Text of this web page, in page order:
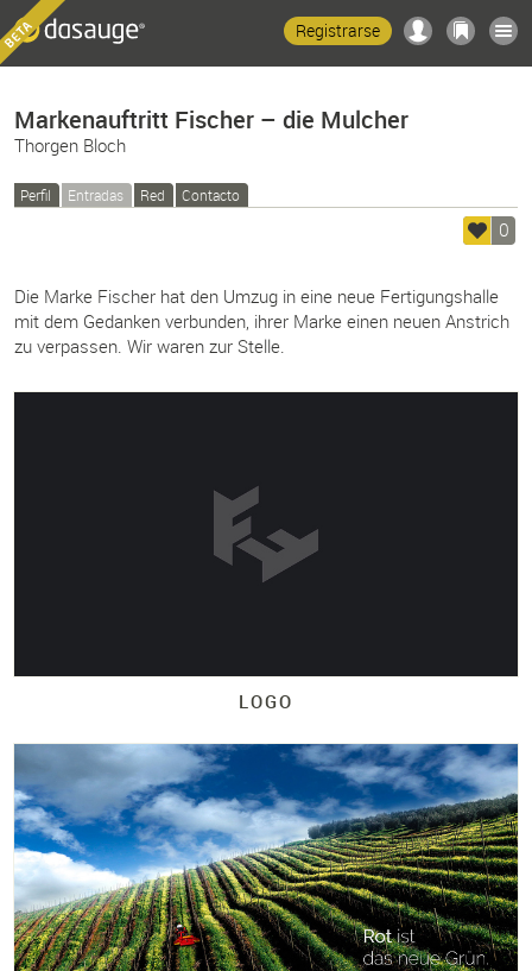
Registrarse
Markenauftritt Fischer – die Mulcher
Thorgen Bloch
Perfil Entradas Red Contacto
0
Die Marke Fischer hat den Umzug in eine neue Fertigungshalle
mit dem Gedanken verbunden, ihrer Marke einen neuen Anstrich
zu verpassen. Wir waren zur Stelle.
LOGO